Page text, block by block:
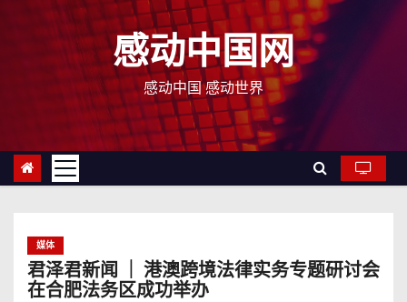
感动中国网
感动中国 感动世界
媒体
君泽君新闻 ｜ 港澳跨境法律实务专题研讨会
在合肥法务区成功举办